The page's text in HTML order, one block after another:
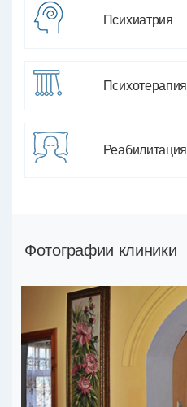
Психиатрия
Психотерапия
Реабилитация
Фотографии клиники